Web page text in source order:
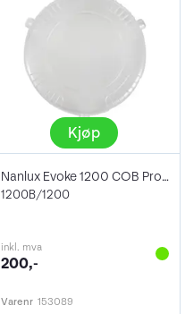
Kjøp
Nanlux Evoke 1200 COB Protection Cap
1200B/1200
inkl. mva
200,-
Varenr 153089